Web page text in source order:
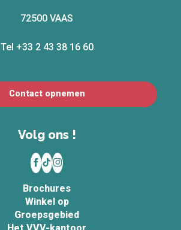
72500 VAAS
Tel +33 2 43 38 16 60
Contact opnemen
Volg ons !
Brochures
Winkel op
Groepsgebied
Het VVV-kantoor